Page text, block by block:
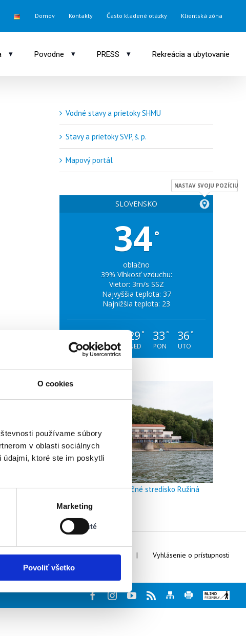
O cookies
používame súbory
v oblasti sociálnych
ktoré ste im poskytli
Marketing
Vypnuté
Stav:
Vypnuté
Povoliť všetko
Domov Kontakty Často kladené otázky Klientská zóna
▾ Povodne ▾ PRESS ▾ Rekreácia a ubytovanie
Vodné stavy a prietoky SHMU
Stavy a prietoky SVP, š. p.
Mapový portál
SLOVENSKO
NASTAV SVOJU POZÍCIU
34°
oblačno
39% Vlhkosť vzduchu:
Vietor: 3m/s SSZ
Najvyššia teplota: 37
Najnižšia teplota: 23
°
PIA
°
SOB
29 °
NED
33 °
PON
36 °
UTO
Doškoľovacie a rekreačné stredisko Ružiná
Webmaster Kontakty Vyhlásenie o prístupnosti
FacebookInstagram
Youtube
RssMapaTlač
Blind